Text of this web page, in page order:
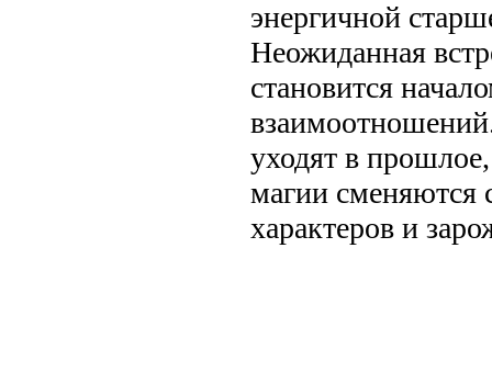
энергичной
Неожиданная
становится
уходят в
магии сменяются
характеров и